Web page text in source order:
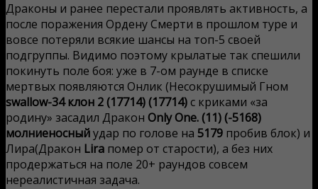
Драконы и ранее перестали проявлять активность, а
после поражения Ордену Смерти в прошлом туре и
вовсе потеряли всякие шансы на топ-5 своей
подгруппы. Видимо поэтому крылатые так спешили
покинуть поле боя: уже в 7-ом раунде в списке
мертвых появляются Онлик (Несокрушимый Гном
swallow-34 клон 2 (17714)(17714)с криками «за
родину» засадил Дракон Only One. (11)(-5168)
молниеносныйудар по голове на 5179 пробив блок) и
Лира(Дракон Lira помер от старости), а без них
продержаться на поле 20+ раундов совсем
нереалистичная задача.